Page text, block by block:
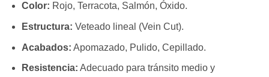
Color: Rojo, Terracota, Salmón, Óxido.
Estructura: Veteado lineal (Vein Cut).
Acabados: Apomazado, Pulido, Cepillado.
Resistencia: Adecuado para tránsito medio y